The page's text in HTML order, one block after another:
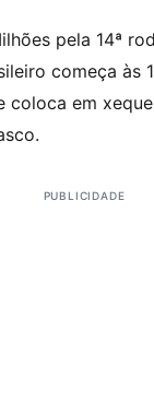
começa às
coloca em
PUBLICIDADE